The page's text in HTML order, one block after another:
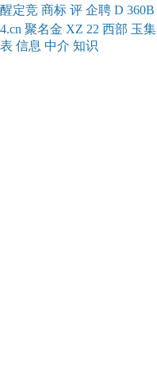
醒定竞 商标 评 企聘 D 360B
4.cn 聚名金 XZ 22 西部 玉集
表 信息 中介 知识